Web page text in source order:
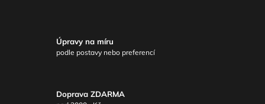
Úpravy na míru
podle postavy nebo preferencí
Doprava ZDARMA